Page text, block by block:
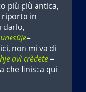
più più antica,
riporto in
=
non mi va di
avì crèdete =
che finisca qui